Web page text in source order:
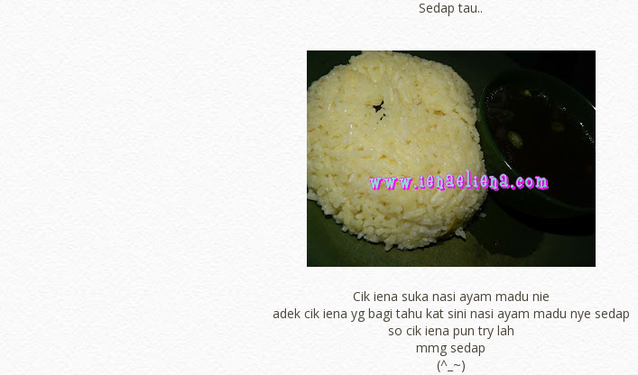
Sedap tau..
Cik iena suka nasi ayam madu nie
adek cik iena yg bagi tahu kat sini nasi ayam madu nye sedap
so cik iena pun try lah
mmg sedap
(^_~)